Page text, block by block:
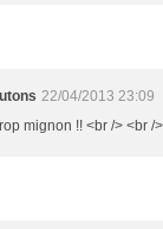
22/04/2013 23:09
mignon !! <br /> <br /